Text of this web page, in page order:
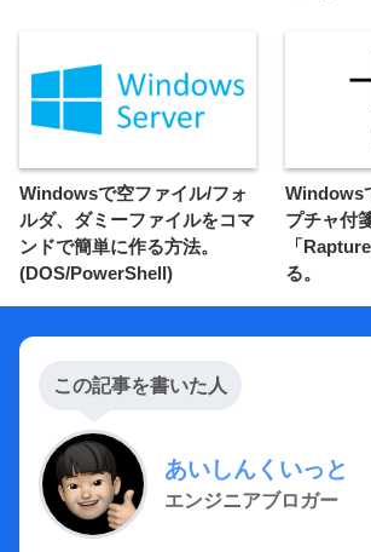
Windowsで空ファイル/フォ
ルダ、ダミーファイルをコマ
ンドで簡単に作る方法。
(DOS/PowerShell)
Windows
プチャ付
「
る。
この記事を書いた人
あいしんくいっと
エンジニアブロガー